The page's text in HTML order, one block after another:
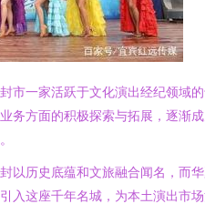
市一家活跃于文化演出经纪领域
务方面的积极探索与拓展，逐渐
以历史底蕴和文旅融合闻名，而
入这座千年名城，为本土演出市